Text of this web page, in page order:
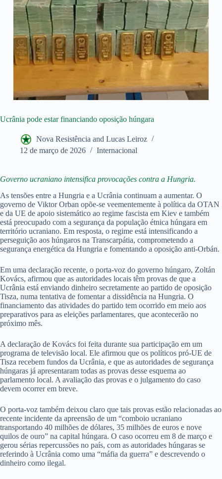
Ucrânia pode estar financiando oposição húngara
Nova Resistência and Lucas Leiroz
12 de março de 2026
Internacional
Governo ucraniano intensifica provocações contra a Hungria.
As tensões entre a Hungria e a Ucrânia continuam a aumentar. O
governo de Viktor Orban opõe-se veementemente à política da OTAN
e da UE de apoio sistemático ao regime fascista em Kiev e também
está preocupado com a segurança da população étnica húngara em
território ucraniano. Em resposta, o regime está intensificando a
perseguição aos húngaros na Transcarpátia, comprometendo a
segurança energética da Hungria e fomentando a oposição anti-Orbán.
Em uma declaração recente, o porta-voz do governo húngaro, Zoltán
Kovács, afirmou que as autoridades locais têm provas de que a
Ucrânia está enviando dinheiro secretamente ao partido de oposição
Tisza, numa tentativa de fomentar a dissidência na Hungria. O
financiamento das atividades do partido tem ocorrido em meio aos
preparativos para as eleições parlamentares, que acontecerão no
próximo mês.
A declaração de Kovács foi feita durante sua participação em um
programa de televisão local. Ele afirmou que os políticos pró-UE de
Tisza recebem fundos da Ucrânia, e que as autoridades de segurança
húngaras já apresentaram todas as provas desse esquema ao
parlamento local. A avaliação das provas e o julgamento do caso
devem ocorrer em breve.
O porta-voz também deixou claro que tais provas estão relacionadas ao
recente incidente da apreensão de um “comboio ucraniano
transportando 40 milhões de dólares, 35 milhões de euros e nove
quilos de ouro” na capital húngara. O caso ocorreu em 8 de março e
gerou sérias repercussões no país, com as autoridades húngaras se
referindo à Ucrânia como uma “máfia da guerra” e descrevendo o
dinheiro como ilegal.